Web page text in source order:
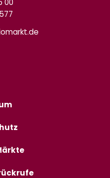
00